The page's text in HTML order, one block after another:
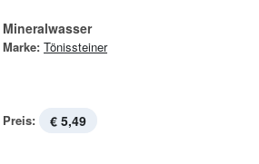
Mineralwasser
Marke: Tönissteiner
Preis: € 5,49